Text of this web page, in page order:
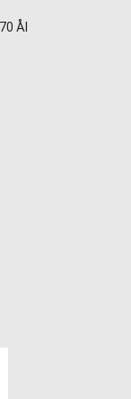
Ål